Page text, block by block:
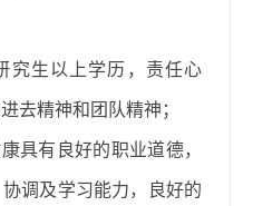
生以上学历，责任心
去精神和团队精神；
有良好的职业道德，
调及学习能力，良好的